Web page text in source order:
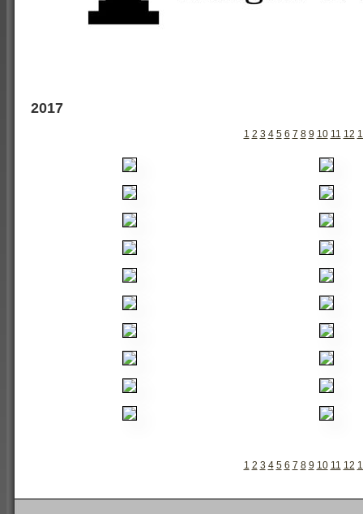
2017
1 2 3 4 5 6 7 8 9 10 11 12
1 2 3 4 5 6 7 8 9 10 11 12